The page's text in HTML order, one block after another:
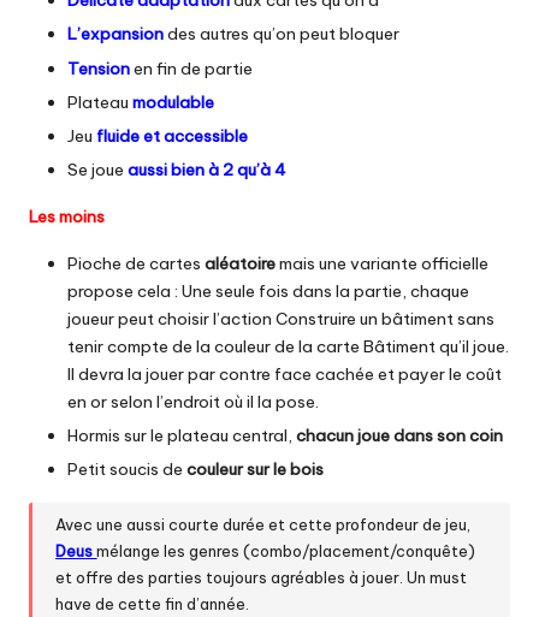
L’expansiondes autres qu’on peut bloquer
Tensionen fin de partie
Plateau modulable
Jeu fluide et accessible
Se joue aussi bien à 2 qu’à 4
Les moins
Pioche de cartes aléatoiremais une variante officielle
propose cela : Une seule fois dans la partie, chaque
joueur peut choisir l’action Construire un bâtiment sans
tenir compte de la couleur de la carte Bâtiment qu’il joue.
Il devra la jouer par contre face cachée et payer le coût
en or selon l’endroit où il la pose.
Hormis sur le plateau central, chacun joue dans son coin
Petit soucis de couleur sur le bois
Avec une aussi courte durée et cette profondeur de jeu,
Deusmélange les genres (combo/placement/conquête)
et offre des parties toujours agréables à jouer. Un must
have de cette fin d’année.